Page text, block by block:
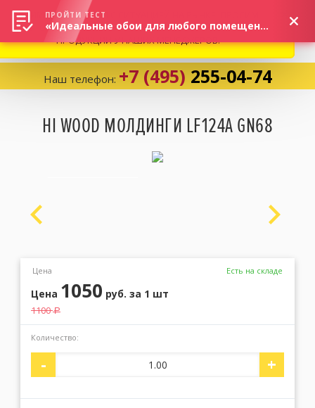
Корзина:0
Личный кабинет
Москва
Заказать обратный звонок
Наш телефон: +7 (495) 255-04-74
HI WOOD МОЛДИНГИ LF124A GN68
Цена Есть на складе
Цена 1050 руб. за 1 шт
1100a
Количество:
- +
ВНИМАНИЕ! В СВЯЗИ С СИТУАЦИЕЙ НА РЫНКЕ, ПРОСИМ
УТОЧНЯТЬ АКТУАЛЬНУЮ СТОИМОСТЬ И НАЛИЧИЕ
ПРОДУКЦИИ У НАШИХ МЕНЕДЖЕРОВ.
ПРОЙТИ ТЕСТ
«Идеальные обои для любого помещения!»